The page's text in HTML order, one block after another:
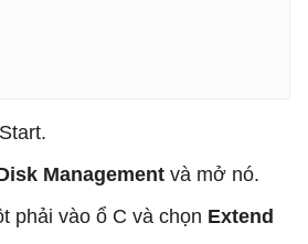
Management và mở nó.
phải vào ổ C và chọn Extend